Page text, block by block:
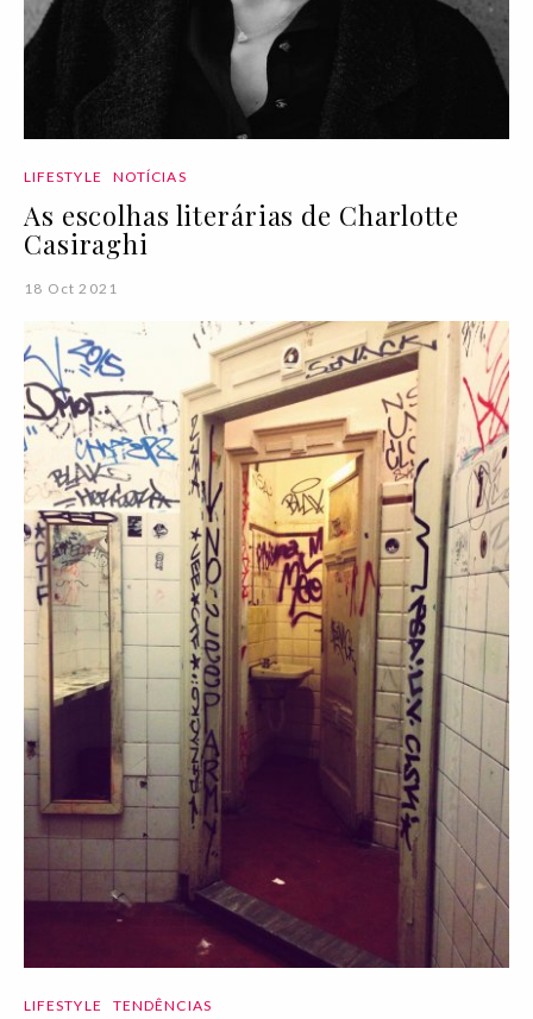
LIFESTYLE NOTÍCIAS
As escolhas literárias de Charlotte
Casiraghi
18 Oct 2021
LIFESTYLE TENDÊNCIAS